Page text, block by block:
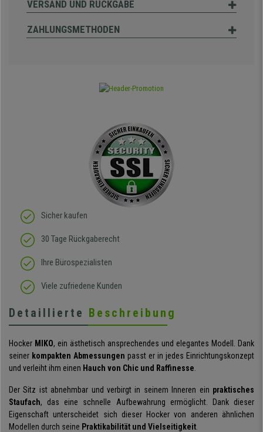
VERSAND UND RÜCKGABE
ZAHLUNGSMETHODEN
Sicher kaufen
30 Tage Rückgaberecht
Ihre Bürospezialisten
Viele zufriedene Kunden
Detaillierte Beschreibung
Hocker MIKO, ein ästhetisch ansprechendes und elegantes Modell. Dank
seiner kompakten Abmessungen passt er in jedes Einrichtungskonzept
und verleiht ihm einen Hauch von Chic und Raffinesse.
Der Sitz ist abnehmbar und verbirgt in seinem Inneren ein praktisches
Staufach, das eine schnelle Aufbewahrung ermöglicht. Dank dieser
Eigenschaft unterscheidet sich dieser Hocker von anderen ähnlichen
Modellen durch seine Praktikabilität und Vielseitigkeit.